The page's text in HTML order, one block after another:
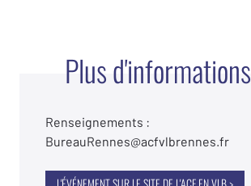
Plus d'informations
Renseignements :
BureauRennes@acfvlbrennes.fr